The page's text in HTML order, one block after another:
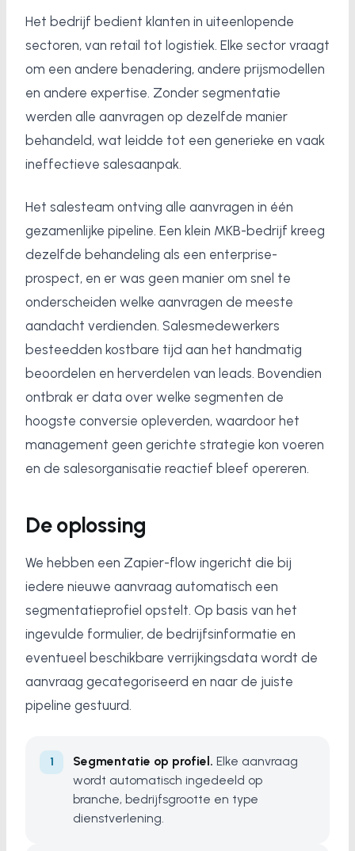
Het bedrijf bedient klanten in uiteenlopende
sectoren, van retail tot logistiek. Elke sector vraagt
om een andere benadering, andere prijsmodellen
en andere expertise. Zonder segmentatie
werden alle aanvragen op dezelfde manier
behandeld, wat leidde tot een generieke en vaak
ineffectieve salesaanpak.
Het salesteam ontving alle aanvragen in één
gezamenlijke pipeline. Een klein MKB-bedrijf kreeg
dezelfde behandeling als een enterprise-
prospect, en er was geen manier om snel te
onderscheiden welke aanvragen de meeste
aandacht verdienden. Salesmedewerkers
besteedden kostbare tijd aan het handmatig
beoordelen en herverdelen van leads. Bovendien
ontbrak er data over welke segmenten de
hoogste conversie opleverden, waardoor het
management geen gerichte strategie kon voeren
en de salesorganisatie reactief bleef opereren.
De oplossing
We hebben een Zapier-flow ingericht die bij
iedere nieuwe aanvraag automatisch een
segmentatieprofiel opstelt. Op basis van het
ingevulde formulier, de bedrijfsinformatie en
eventueel beschikbare verrijkingsdata wordt de
aanvraag gecategoriseerd en naar de juiste
pipeline gestuurd.
Segmentatie op profiel. Elke aanvraag
wordt automatisch ingedeeld op
branche, bedrijfsgrootte en type
dienstverlening.